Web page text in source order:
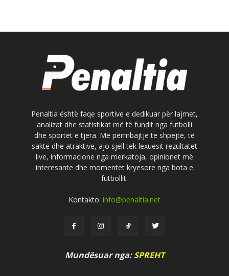
Penaltia është faqe sportive e dedikuar për lajmet,
analizat dhe statistikat më të fundit nga futbolli
dhe sportet e tjera. Me përmbajtje të shpejtë, të
saktë dhe atraktive, ajo sjell tek lexuesit rezultatet
live, informacione nga merkatoja, opinionet më
interesante dhe momentet kryesore nga bota e
futbollit.
Kontakto: info@penaltia.net
Mundësuar nga:SPREHT